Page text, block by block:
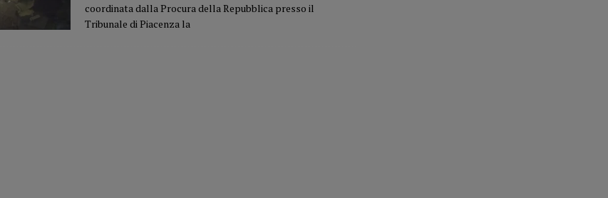
coordinata dalla Procura della Repubblica presso il
Tribunale di Piacenza la